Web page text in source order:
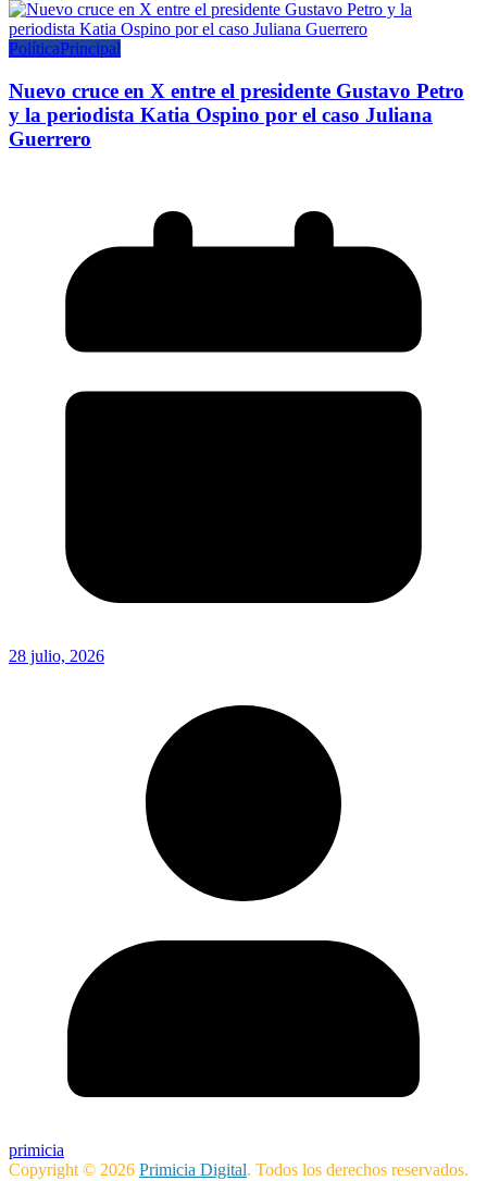
PolíticaPrincipal
Nuevo cruce en X entre el presidente Gustavo Petro
y la periodista Katia Ospino por el caso Juliana
Guerrero
28 julio, 2026
primicia
Copyright © 2026 Primicia Digital. Todos los derechos reservados.